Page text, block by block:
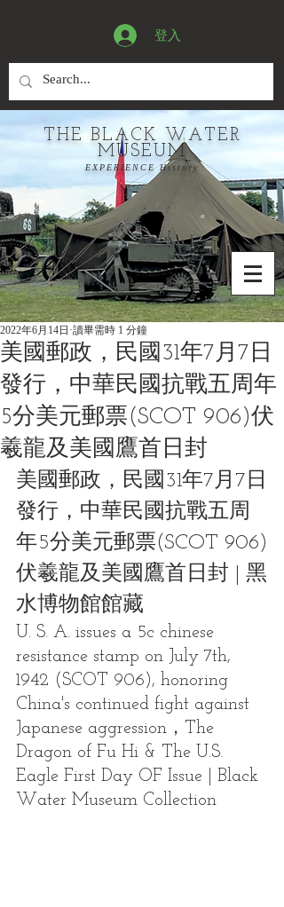
登入
THE BLACK WATER
MUSEUM
EXPERIENCE History
美國郵政，民國31年7月7日
發行，中華民國抗戰五周年
5分美元郵票(SCOT 906)伏
羲龍及美國鷹首日封
2022年6月14日 讀畢需時 1 分鐘
美國郵政，民國31年7月7日
發行，中華民國抗戰五周
年5分美元郵票(SCOT 906)
伏羲龍及美國鷹首日封 | 黑
水博物館館藏
U. S. A. issues a 5c chinese
resistance stamp on July 7th,
1942 (SCOT 906), honoring
China's continued fight against
Japanese aggression，The
Dragon of Fu Hi & The U.S.
Eagle First Day OF Issue | Black
Water Museum Collection